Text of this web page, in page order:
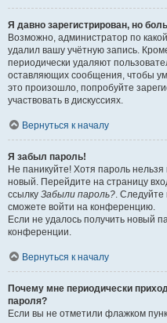
Я давно зарегистрирован, но
Возможно, администратор по
удалил вашу учётную запись.
периодически удаляют
оставляющих сообщения, чтобы
это произошло, попробуйте
участвовать в дискуссиях.
Вернуться к началу
Я забыл пароль!
Не паникуйте! Хотя пароль нельзя
новый. Перейдите на страницу
ссылку Забыли пароль?. Следуйте
сможете войти на конференцию.
Если не удалось получить новый
конференции.
Вернуться к началу
Почему мне периодически
пароля?
Если вы не отметили флажком